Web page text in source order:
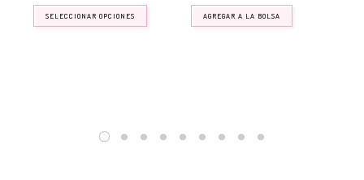
SELECCIONAR OPCIONES AGREGAR A LA BOLSA